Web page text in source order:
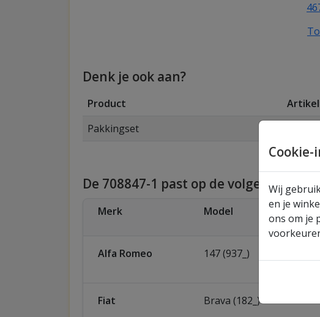
Wij
en je
ons om je
Denk je ook aan?
Product
Pakkingset
De 708847-1 past op de volgende
Merk Model
Alfa Romeo 147 (937_)
Fiat Brava (182_)